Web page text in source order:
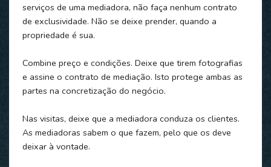
serviços de uma mediadora, não faça nenhum contrato
de exclusividade. Não se deixe prender, quando a
propriedade é sua.
Combine preço e condições. Deixe que tirem fotografias
e assine o contrato de mediação. Isto protege ambas as
partes na concretização do negócio.
Nas visitas, deixe que a mediadora conduza os clientes.
As mediadoras sabem o que fazem, pelo que os deve
deixar à vontade.